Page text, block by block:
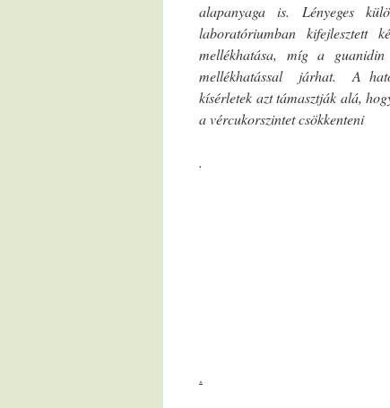
alapanyaga is. Lényeges
laboratóriumban kifejlesztett
mellékhatása, míg a
mellékhatással járhat. A
kísérletek azt támasztják alá,
a vércukorszintet csökkenteni
.
.